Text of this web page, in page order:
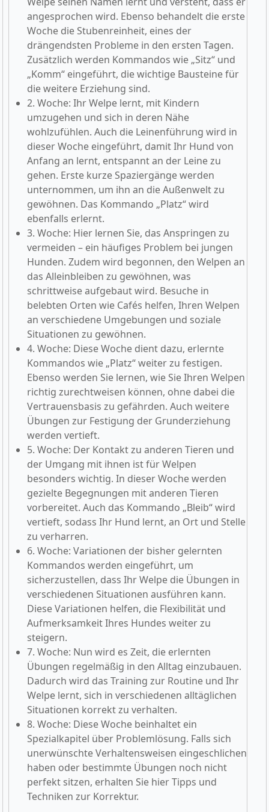
angesprochen wird. Ebenso behandelt die erste
Woche die Stubenreinheit, eines der
drängendsten Probleme in den ersten Tagen.
Zusätzlich werden Kommandos wie „Sitz“ und
„Komm“ eingeführt, die wichtige Bausteine für
die weitere Erziehung sind.
2. Woche: Ihr Welpe lernt, mit Kindern
umzugehen und sich in deren Nähe
wohlzufühlen. Auch die Leinenführung wird in
dieser Woche eingeführt, damit Ihr Hund von
Anfang an lernt, entspannt an der Leine zu
gehen. Erste kurze Spaziergänge werden
unternommen, um ihn an die Außenwelt zu
gewöhnen. Das Kommando „Platz“ wird
ebenfalls erlernt.
3. Woche: Hier lernen Sie, das Anspringen zu
vermeiden – ein häufiges Problem bei jungen
Hunden. Zudem wird begonnen, den Welpen an
das Alleinbleiben zu gewöhnen, was
schrittweise aufgebaut wird. Besuche in
belebten Orten wie Cafés helfen, Ihren Welpen
an verschiedene Umgebungen und soziale
Situationen zu gewöhnen.
4. Woche: Diese Woche dient dazu, erlernte
Kommandos wie „Platz“ weiter zu festigen.
Ebenso werden Sie lernen, wie Sie Ihren Welpen
richtig zurechtweisen können, ohne dabei die
Vertrauensbasis zu gefährden. Auch weitere
Übungen zur Festigung der Grunderziehung
werden vertieft.
5. Woche: Der Kontakt zu anderen Tieren und
der Umgang mit ihnen ist für Welpen
besonders wichtig. In dieser Woche werden
gezielte Begegnungen mit anderen Tieren
vorbereitet. Auch das Kommando „Bleib“ wird
vertieft, sodass Ihr Hund lernt, an Ort und Stelle
zu verharren.
6. Woche: Variationen der bisher gelernten
Kommandos werden eingeführt, um
sicherzustellen, dass Ihr Welpe die Übungen in
verschiedenen Situationen ausführen kann.
Diese Variationen helfen, die Flexibilität und
Aufmerksamkeit Ihres Hundes weiter zu
steigern.
7. Woche: Nun wird es Zeit, die erlernten
Übungen regelmäßig in den Alltag einzubauen.
Dadurch wird das Training zur Routine und Ihr
Welpe lernt, sich in verschiedenen alltäglichen
Situationen korrekt zu verhalten.
8. Woche: Diese Woche beinhaltet ein
Spezialkapitel über Problemlösung. Falls sich
unerwünschte Verhaltensweisen eingeschlichen
haben oder bestimmte Übungen noch nicht
perfekt sitzen, erhalten Sie hier Tipps und
Techniken zur Korrektur.